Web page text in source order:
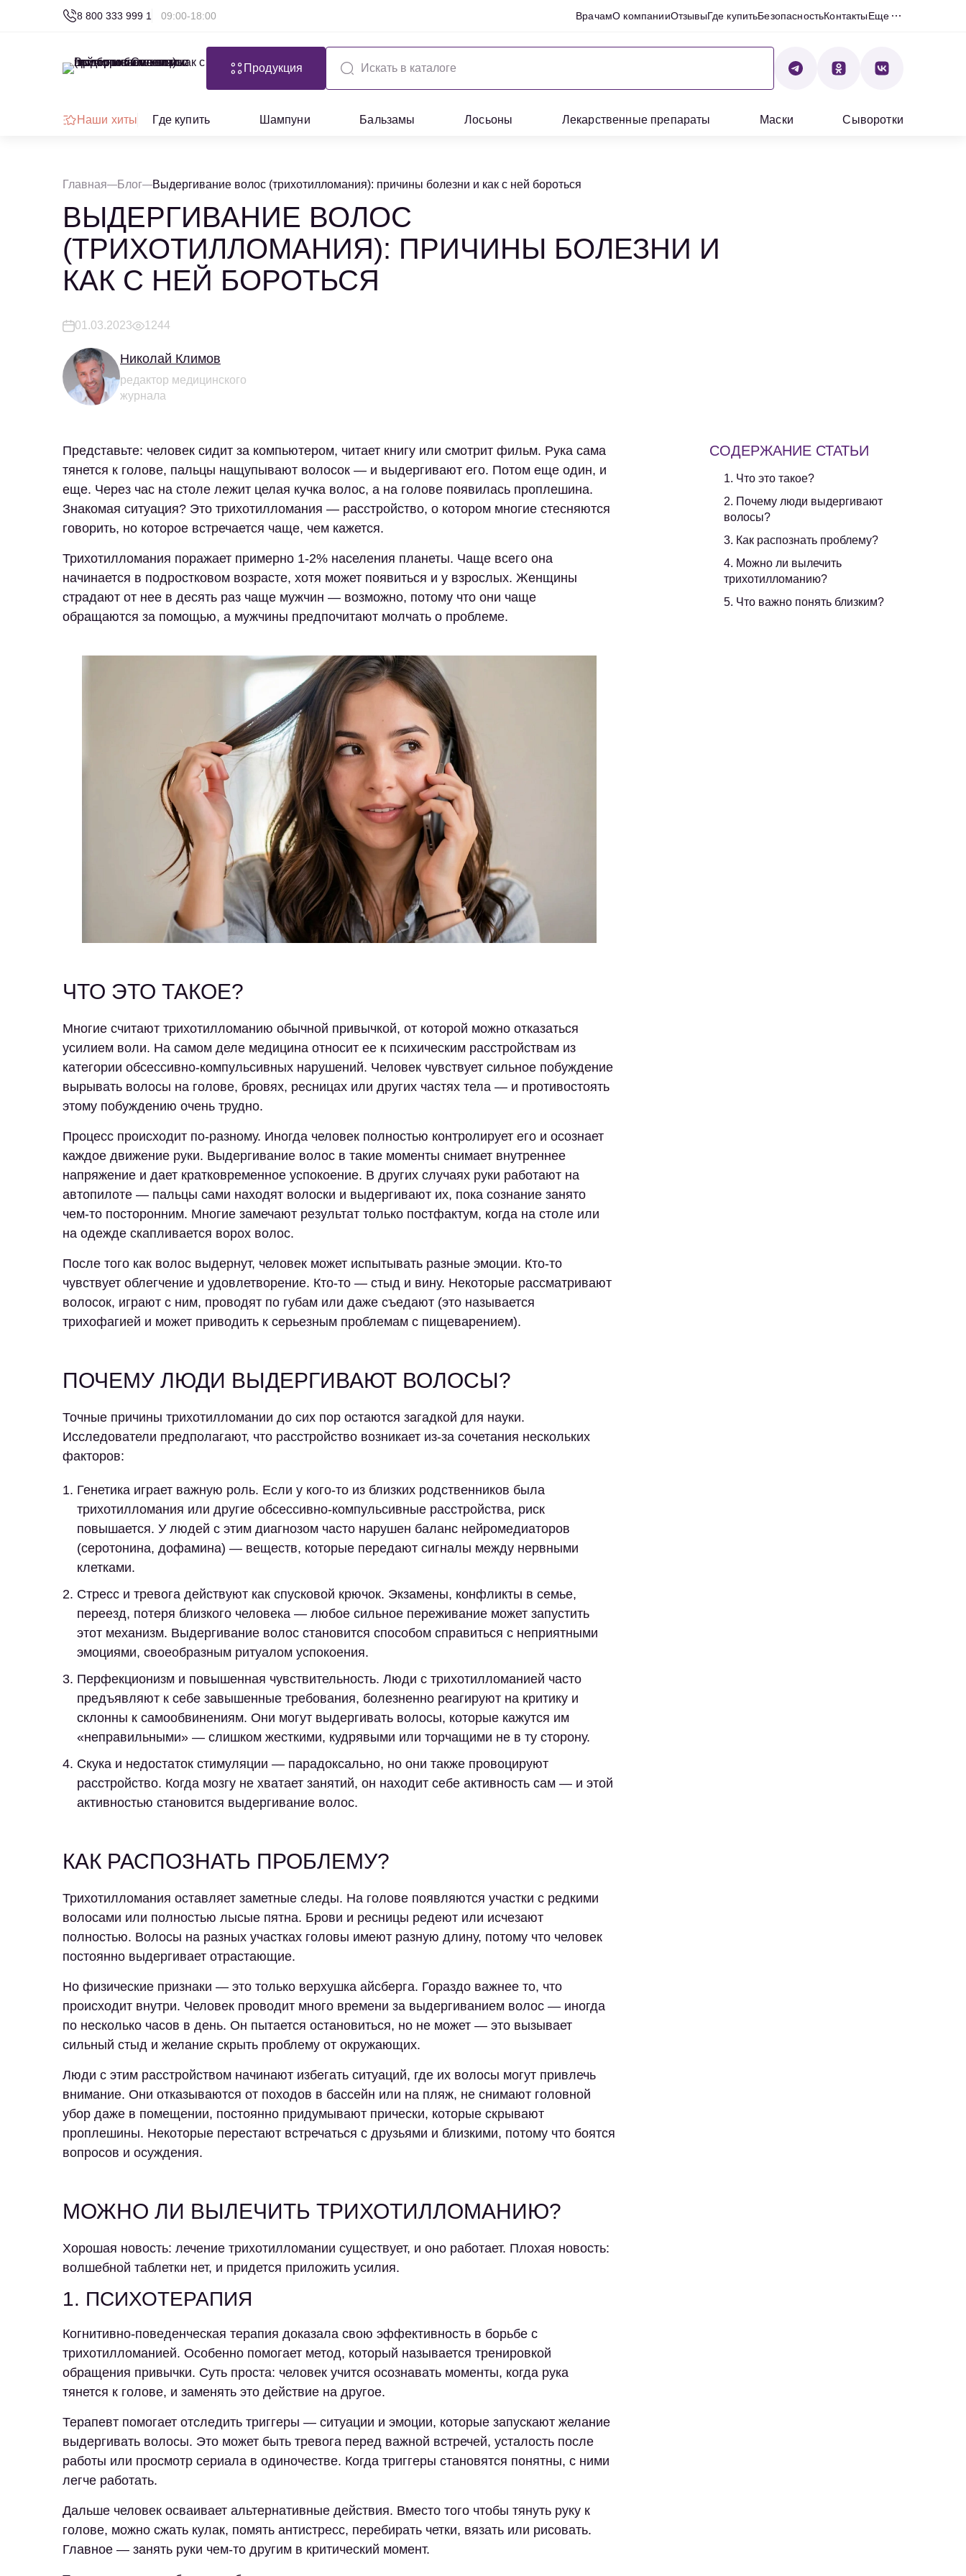
8 800 333 999 1 09:00-18:00 ВрачамО компанииОтзывыГде купитьБезопасностьКонтактыЕще
Продукция
Наши хиты Где купить Шампуни Бальзамы Лосьоны Лекарственные препараты Маски Сыворотки
Главная Блог Выдергивание волос (трихотилломания): причины болезни и как с ней бороться
ВЫДЕРГИВАНИЕ ВОЛОС
(ТРИХОТИЛЛОМАНИЯ): ПРИЧИНЫ БОЛЕЗНИ И
КАК С НЕЙ БОРОТЬСЯ
01.03.2023 1244
Николай Климов
редактор медицинского
журнала
СОДЕРЖАНИЕ СТАТЬИ
1. Что это такое?
2. Почему люди выдергивают
волосы?
3. Как распознать проблему?
4. Можно ли вылечить
трихотилломанию?
5. Что важно понять близким?
Представьте: человек сидит за компьютером, читает книгу или смотрит фильм. Рука сама
тянется к голове, пальцы нащупывают волосок — и выдергивают его. Потом еще один, и
еще. Через час на столе лежит целая кучка волос, а на голове появилась проплешина.
Знакомая ситуация? Это трихотилломания — расстройство, о котором многие стесняются
говорить, но которое встречается чаще, чем кажется.
Трихотилломания поражает примерно 1-2% населения планеты. Чаще всего она
начинается в подростковом возрасте, хотя может появиться и у взрослых. Женщины
страдают от нее в десять раз чаще мужчин — возможно, потому что они чаще
обращаются за помощью, а мужчины предпочитают молчать о проблеме.
ЧТО ЭТО ТАКОЕ?
Многие считают трихотилломанию обычной привычкой, от которой можно отказаться
усилием воли. На самом деле медицина относит ее к психическим расстройствам из
категории обсессивно-компульсивных нарушений. Человек чувствует сильное побуждение
вырывать волосы на голове, бровях, ресницах или других частях тела — и противостоять
этому побуждению очень трудно.
Процесс происходит по-разному. Иногда человек полностью контролирует его и осознает
каждое движение руки. Выдергивание волос в такие моменты снимает внутреннее
напряжение и дает кратковременное успокоение. В других случаях руки работают на
автопилоте — пальцы сами находят волоски и выдергивают их, пока сознание занято
чем-то посторонним. Многие замечают результат только постфактум, когда на столе или
на одежде скапливается ворох волос.
После того как волос выдернут, человек может испытывать разные эмоции. Кто-то
чувствует облегчение и удовлетворение. Кто-то — стыд и вину. Некоторые рассматривают
волосок, играют с ним, проводят по губам или даже съедают (это называется
трихофагией и может приводить к серьезным проблемам с пищеварением).
ПОЧЕМУ ЛЮДИ ВЫДЕРГИВАЮТ ВОЛОСЫ?
Точные причины трихотилломании до сих пор остаются загадкой для науки.
Исследователи предполагают, что расстройство возникает из-за сочетания нескольких
факторов:
Генетика играет важную роль. Если у кого-то из близких родственников была
трихотилломания или другие обсессивно-компульсивные расстройства, риск
повышается. У людей с этим диагнозом часто нарушен баланс нейромедиаторов
(серотонина, дофамина) — веществ, которые передают сигналы между нервными
клетками.
Стресс и тревога действуют как спусковой крючок. Экзамены, конфликты в семье,
переезд, потеря близкого человека — любое сильное переживание может запустить
этот механизм. Выдергивание волос становится способом справиться с неприятными
эмоциями, своеобразным ритуалом успокоения.
Перфекционизм и повышенная чувствительность. Люди с трихотилломанией часто
предъявляют к себе завышенные требования, болезненно реагируют на критику и
склонны к самообвинениям. Они могут выдергивать волосы, которые кажутся им
«неправильными» — слишком жесткими, кудрявыми или торчащими не в ту сторону.
Скука и недостаток стимуляции — парадоксально, но они также провоцируют
расстройство. Когда мозгу не хватает занятий, он находит себе активность сам — и этой
активностью становится выдергивание волос.
КАК РАСПОЗНАТЬ ПРОБЛЕМУ?
Трихотилломания оставляет заметные следы. На голове появляются участки с редкими
волосами или полностью лысые пятна. Брови и ресницы редеют или исчезают
полностью. Волосы на разных участках головы имеют разную длину, потому что человек
постоянно выдергивает отрастающие.
Но физические признаки — это только верхушка айсберга. Гораздо важнее то, что
происходит внутри. Человек проводит много времени за выдергиванием волос — иногда
по несколько часов в день. Он пытается остановиться, но не может — это вызывает
сильный стыд и желание скрыть проблему от окружающих.
Люди с этим расстройством начинают избегать ситуаций, где их волосы могут привлечь
внимание. Они отказываются от походов в бассейн или на пляж, не снимают головной
убор даже в помещении, постоянно придумывают прически, которые скрывают
проплешины. Некоторые перестают встречаться с друзьями и близкими, потому что боятся
вопросов и осуждения.
МОЖНО ЛИ ВЫЛЕЧИТЬ ТРИХОТИЛЛОМАНИЮ?
Хорошая новость: лечение трихотилломании существует, и оно работает. Плохая новость:
волшебной таблетки нет, и придется приложить усилия.
1. ПСИХОТЕРАПИЯ
Когнитивно-поведенческая терапия доказала свою эффективность в борьбе с
трихотилломанией. Особенно помогает метод, который называется тренировкой
обращения привычки. Суть проста: человек учится осознавать моменты, когда рука
тянется к голове, и заменять это действие на другое.
Терапевт помогает отследить триггеры — ситуации и эмоции, которые запускают желание
выдергивать волосы. Это может быть тревога перед важной встречей, усталость после
работы или просмотр сериала в одиночестве. Когда триггеры становятся понятны, с ними
легче работать.
Дальше человек осваивает альтернативные действия. Вместо того чтобы тянуть руку к
голове, можно сжать кулак, помять антистресс, перебирать четки, вязать или рисовать.
Главное — занять руки чем-то другим в критический момент.